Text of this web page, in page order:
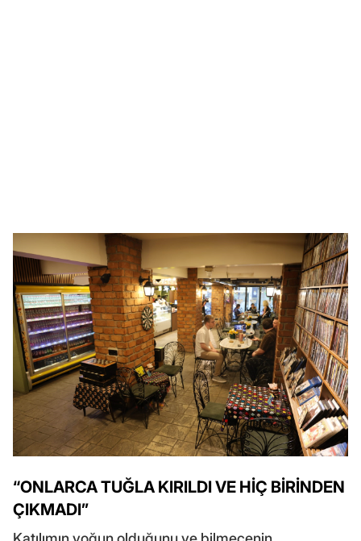
“ONLARCA TUĞLA KIRILDI VE HİÇ BİRİNDEN
ÇIKMADI”